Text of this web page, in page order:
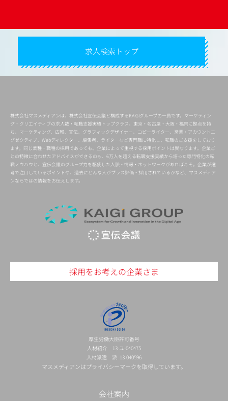
求人検索トップ
株式会社マスメディアンは、株式会社宣伝会議と構成するKAIGIグループの一員です。マーケティン
グ・クリエイティブの求人数・転職支援実績トップクラス。東京・名古屋・大阪・福岡に拠点を持
ち、マーケティング、広報、宣伝、グラフィックデザイナー、コピーライター、営業・アカウントエ
グゼクティブ、Webディレクター、編集者、ライターなど専門職に特化し、転職のご支援をしており
ます。同じ業種・職種の採用であっても、企業によって重視する採用ポイントは異なります。企業ご
との特徴に合わせたアドバイスができるのも、6万人を超える転職支援実績から培った専門特化の転
職ノウハウと、宣伝会議のグループ力を駆使した人脈・情報・ネットワークがあればこそ。企業が選
考で注目しているポイントや、過去にどんな人がプラス評価・採用されているかなど、マスメディア
ンならではの情報をお伝えします。
採用をお考えの企業さま
厚生労働大臣許可番号
人材紹介 13-ユ-040475
人材派遣 派 13-040596
マスメディアンはプライバシーマークを取得しています。
会社案内